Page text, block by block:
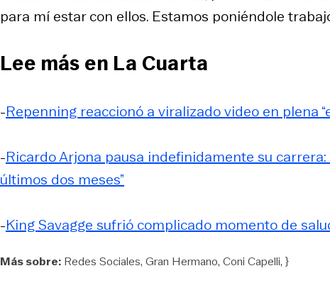
para mí estar con ellos. Estamos poniéndole
Lee más en La Cuarta
-Repenning reaccionó a viralizado video en plena
-Ricardo Arjona pausa indefinidamente su
últimos dos meses”
-King Savagge sufrió complicado momento de
Más sobre: Redes Sociales Gran Hermano Coni Capelli }